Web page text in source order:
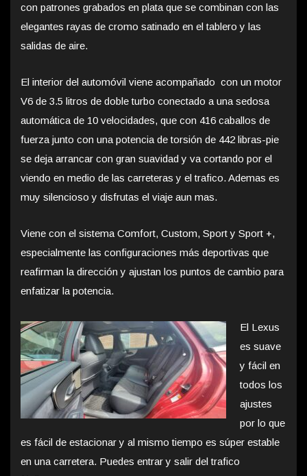
con patrones grabados en plata que se combinan con las
elegantes rayas de cromo satinado en el tablero y las
salidas de aire.
El interior del automóvil viene acompañado con un motor
V6 de 3.5 litros de doble turbo conectado a una sedosa
automática de 10 velocidades, que con 416 caballos de
fuerza junto con una potencia de torsión de 442 libras-pie
se deja arrancar con gran suavidad y va cortando por el
viendo en medio de las carreteras y el trafico. Ademas es
muy silencioso y disfrutas el viaje aun mas.
Viene con el sistema Comfort, Custom, Sport y Sport +,
especialmente las configuraciones más deportivas que
reafirman la dirección y ajustan los puntos de cambio para
enfatizar la potencia.
El Lexus
es suave
y fácil en
todos los
ajustes
por lo que
es fácil de estacionar y al mismo tiempo es súper estable
en una carretera. Puedes entrar y salir del trafico